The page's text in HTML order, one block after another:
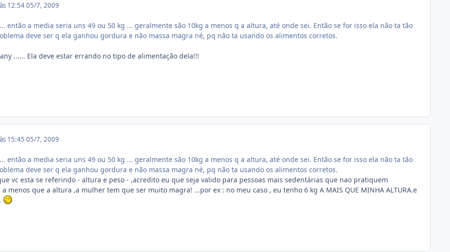
12:5405/7, 2009
então a media seria uns 49 ou 50 kg ... geralmente são 10kg a menos q a altura, até onde sei. Então se for isso ela não ta tão
deve ser q ela ganhou gordura e não massa magra né, pq não ta usando os alimentos corretos.
...... Ela deve estar errando no tipo de alimentação dela!!!
15:45 05/7, 2009
então a media seria uns 49 ou 50 kg ... geralmente são 10kg a menos q a altura, até onde sei. Então se for isso ela não ta tão
deve ser q ela ganhou gordura e não massa magra né, pq não ta usando os alimentos corretos.
vc esta se referindo - altura e peso - ,acredito eu que seja valido para pessoas mais sedentárias que nao pratiquem
a menos que a altura ,a mulher tem que ser muito magra! ...por ex : no meu caso , eu tenho 6 kg A MAIS QUE MINHA ALTURA.e